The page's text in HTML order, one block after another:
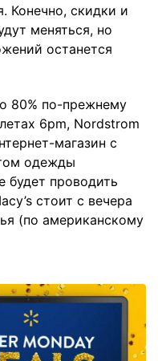
Конечно, скидки и
меняться, но
останется
80% по-прежнему
6pm, Nordstrom
магазин с
одежды
будет проводить
стоит с вечера
(по американскому